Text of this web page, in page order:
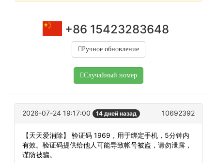
+86 15423283648
Ручное обновление
Случайный номер
2026-07-24 19:17:00 14 дней назад 10692392
【天天爱消除】 验证码 1969，用于绑定手机，5分钟内
有效。验证码提供给他人可能导致帐号被盗，请勿泄露，
谨防被骗。